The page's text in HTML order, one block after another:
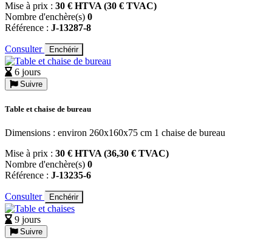
Mise à prix : 30 € HTVA (30 € TVAC)
Nombre d'enchère(s) 0
Référence : J-13287-8
Consulter Enchérir
6 jours
Suivre
Table et chaise de bureau
Dimensions : environ 260x160x75 cm 1 chaise de bureau
Mise à prix : 30 € HTVA (36,30 € TVAC)
Nombre d'enchère(s) 0
Référence : J-13235-6
Consulter Enchérir
9 jours
Suivre